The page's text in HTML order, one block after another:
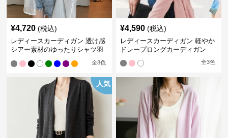
¥4,720 (税込)
レディースカーディガン 透け感
シアー素材のゆったりシャツ羽
全8色
¥4,590 (税込)
レディースカーディガン 軽やか
ドレープロングカーディガン
全3色
人気